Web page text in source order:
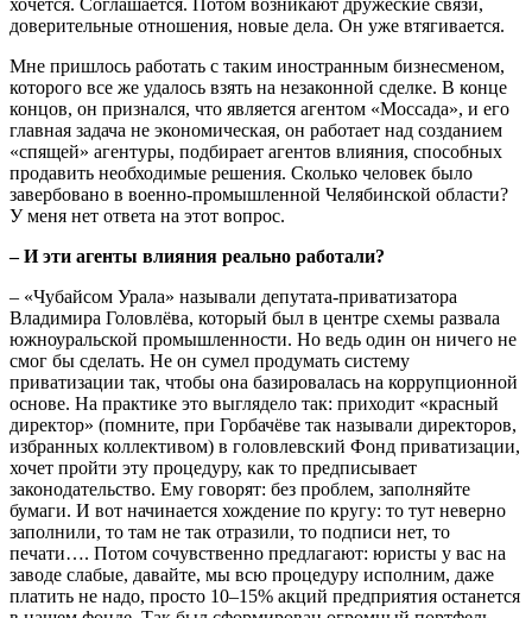
доверительные отношения, новые дела. Он уже втягивается.
Мне пришлось работать с таким иностранным бизнесменом,
которого все же удалось взять на незаконной сделке. В конце
концов, он признался, что является агентом «Моссада», и его
главная задача не экономическая, он работает над созданием
«спящей» агентуры, подбирает агентов влияния, способных
продавить необходимые решения. Сколько человек было
завербовано в военно-промышленной Челябинской области?
У меня нет ответа на этот вопрос.
– И эти агенты влияния реально работали?
– «Чубайсом Урала» называли депутата-приватизатора
Владимира Головлёва, который был в центре схемы развала
южноуральской промышленности. Но ведь один он ничего не
смог бы сделать. Не он сумел продумать систему
приватизации так, чтобы она базировалась на коррупционной
основе. На практике это выглядело так: приходит «красный
директор» (помните, при Горбачёве так называли директоров,
избранных коллективом) в головлевский Фонд приватизации,
хочет пройти эту процедуру, как то предписывает
законодательство. Ему говорят: без проблем, заполняйте
бумаги. И вот начинается хождение по кругу: то тут неверно
заполнили, то там не так отразили, то подписи нет, то
печати…. Потом сочувственно предлагают: юристы у вас на
заводе слабые, давайте, мы всю процедуру исполним, даже
платить не надо, просто 10–15% акций предприятия останется